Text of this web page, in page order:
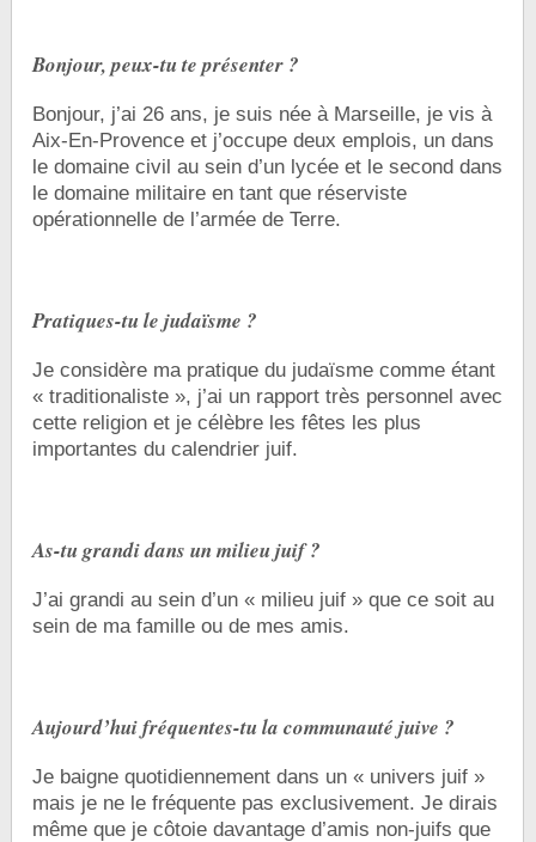
Bonjour, peux-tu te présenter ?
Bonjour, j’ai 26 ans, je suis née à Marseille, je vis à
Aix-En-Provence et j’occupe deux emplois, un dans
le domaine civil au sein d’un lycée et le second dans
le domaine militaire en tant que réserviste
opérationnelle de l’armée de Terre.
Pratiques-tu le judaïsme ?
Je considère ma pratique du judaïsme comme étant
« traditionaliste », j’ai un rapport très personnel avec
cette religion et je célèbre les fêtes les plus
importantes du calendrier juif.
As-tu grandi dans un milieu juif ?
J’ai grandi au sein d’un « milieu juif » que ce soit au
sein de ma famille ou de mes amis.
Aujourd’hui fréquentes-tu la communauté juive ?
Je baigne quotidiennement dans un « univers juif »
mais je ne le fréquente pas exclusivement. Je dirais
même que je côtoie davantage d’amis non-juifs que